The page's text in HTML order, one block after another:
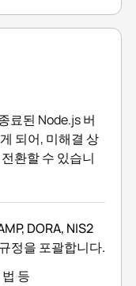
료된 Node.js 버
되어, 미해결 상
환할 수 있습니
DORA, NIS2
정을 포괄합니다.
등